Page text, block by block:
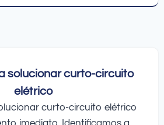
solucionar curto-circuito
elétrico
curto-circuito elétrico